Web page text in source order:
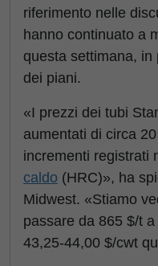
riferimento nelle
hanno continuato a
questa settimana,
dei piani.
«I prezzi dei tubi
aumentati di circa
incrementi registrati
caldo (HRC)», ha
Midwest. «Stiamo
passare da 865 $/t
43,25-44,00 $/cwt